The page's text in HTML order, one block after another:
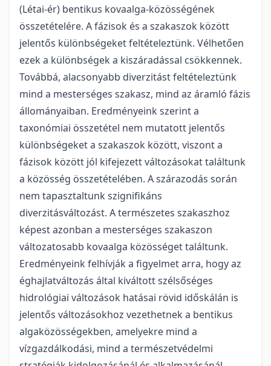
(Létai-ér) bentikus kovaalga-közösségének
összetételére. A fázisok és a szakaszok között
jelentős különbségeket feltételeztünk. Vélhetően
ezek a különbségek a kiszára­dással csökkennek.
Továbbá, alacsonyabb diverzitást feltételeztünk
mind a mesterséges szakasz, mind az áramló fázis
állományaiban. Eredményeink szerint a
taxonómiai összetétel nem mutatott jelentős
különbségeket a szakaszok között, viszont a
fázisok között jól kifejezett változásokat találtunk
a közös­ség összetételében. A szárazodás során
nem tapasztaltunk szignifikáns
diverzitásváltozást. A természe­tes szakaszhoz
képest azonban a mesterséges szakaszon
változatosabb kovaalga közösséget találtunk.
Eredményeink felhívják a figyelmet arra, hogy az
éghajlatváltozás által kiváltott szélsőséges
hidrológiai változások hatásai rövid időskálán is
jelentős változásokhoz vezethetnek a bentikus
algaközösségek­ben, amelyekre mind a
vízgazdálkodási, mind a természetvédelmi